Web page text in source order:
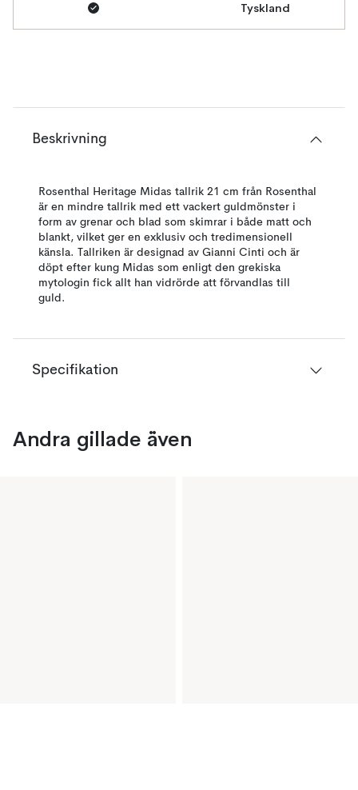
Tyskland
Beskrivning
Rosenthal Heritage Midas tallrik 21 cm från Rosenthal
är en mindre tallrik med ett vackert guldmönster i
form av grenar och blad som skimrar i både matt och
blankt, vilket ger en exklusiv och tredimensionell
känsla. Tallriken är designad av Gianni Cinti och är
döpt efter kung Midas som enligt den grekiska
mytologin fick allt han vidrörde att förvandlas till
guld.
Specifikation
Andra gillade även